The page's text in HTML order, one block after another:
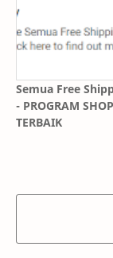
Semua Free
- PROGRAM
TERBAIK